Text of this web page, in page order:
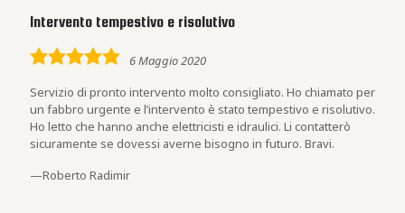
Intervento tempestivo e risolutivo
5,0
6 Maggio 2020
Servizio di pronto intervento molto consigliato. Ho chiamato per
un fabbro urgente e l’intervento è stato tempestivo e risolutivo.
Ho letto che hanno anche elettricisti e idraulici. Li contatterò
sicuramente se dovessi averne bisogno in futuro. Bravi.
Roberto Radimir